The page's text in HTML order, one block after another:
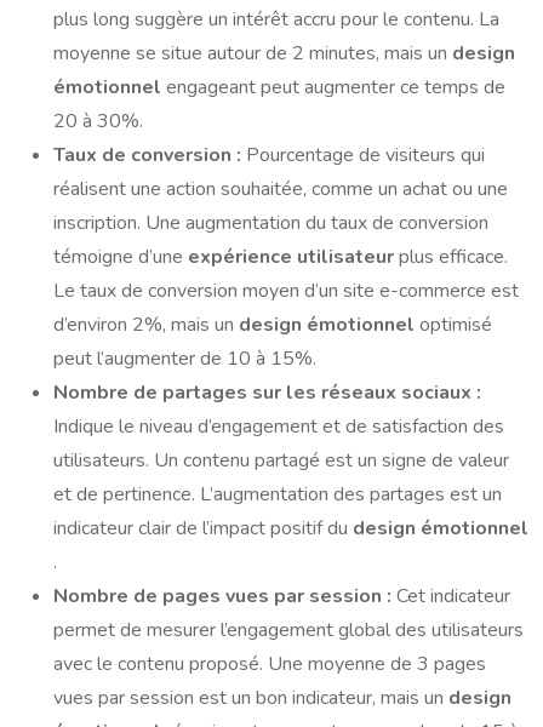
plus long suggère un intérêt accru pour le contenu. La
moyenne se situe autour de 2 minutes, mais un design
émotionnel engageant peut augmenter ce temps de
20 à 30%.
Taux de conversion : Pourcentage de visiteurs qui
réalisent une action souhaitée, comme un achat ou une
inscription. Une augmentation du taux de conversion
témoigne d’une expérience utilisateurplus efficace.
Le taux de conversion moyen d’un site e-commerce est
d’environ 2%, mais un design émotionnel optimisé
peut l’augmenter de 10 à 15%.
Nombre de partages sur les réseaux sociaux :
Indique le niveau d’engagement et de satisfaction des
utilisateurs. Un contenu partagé est un signe de valeur
et de pertinence. L’augmentation des partages est un
indicateur clair de l’impact positif du design émotionnel
.
Nombre de pages vues par session : Cet indicateur
permet de mesurer l’engagement global des utilisateurs
avec le contenu proposé. Une moyenne de 3 pages
vues par session est un bon indicateur, mais un design